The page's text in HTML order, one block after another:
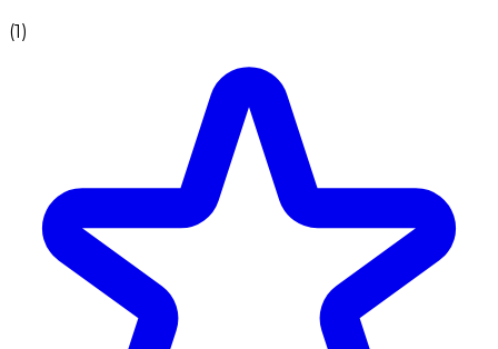
(1)